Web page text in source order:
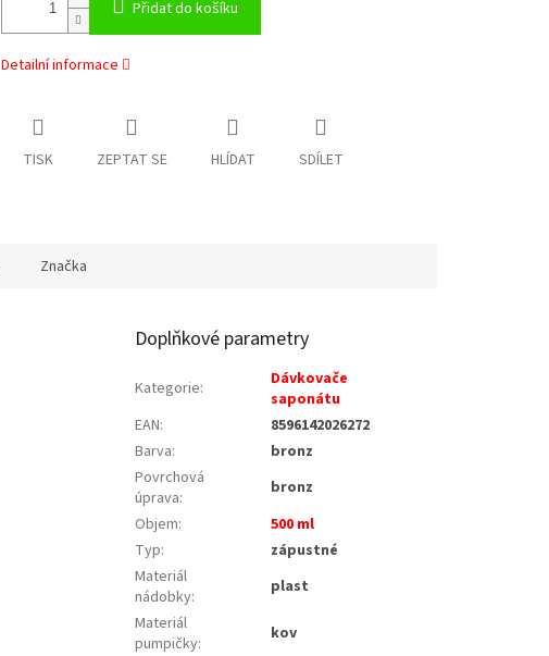
Přidat do košíku
Detailní informace
TISK ZEPTAT SE HLÍDAT SDÍLET
Značka
Doplňkové parametry
Kategorie:
Dávkovače
saponátu
EAN:
8596142026272
Barva:
bronz
Povrchová
úprava:
bronz
Objem:
500 ml
Typ:
zápustné
Materiál
nádobky:
plast
Materiál
pumpičky: kov